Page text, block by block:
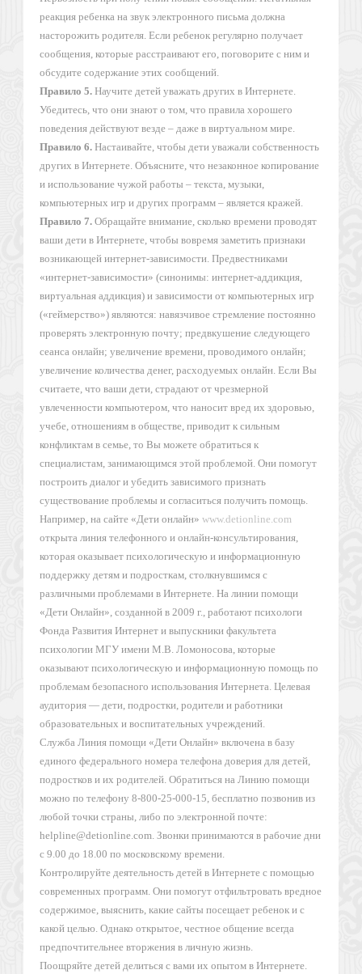
реакция ребенка на звук электронного письма должна
насторожить родителя. Если ребенок регулярно получает
сообщения, которые расстраивают его, поговорите с ним и
обсудите содержание этих сообщений.
Правило 5. Научите детей уважать других в Интернете.
Убедитесь, что они знают о том, что правила хорошего
поведения действуют везде – даже в виртуальном мире.
Правило 6. Настаивайте, чтобы дети уважали собственность
других в Интернете. Объясните, что незаконное копирование
и использование чужой работы – текста, музыки,
компьютерных игр и других программ – является кражей.
Правило 7. Обращайте внимание, сколько времени проводят
ваши дети в Интернете, чтобы вовремя заметить признаки
возникающей интернет-зависимости. Предвестниками
«интернет-зависимости» (синонимы: интернет-аддикция,
виртуальная аддикция) и зависимости от компьютерных игр
(«геймерство») являются: навязчивое стремление постоянно
проверять электронную почту; предвкушение следующего
сеанса онлайн; увеличение времени, проводимого онлайн;
увеличение количества денег, расходуемых онлайн. Если Вы
считаете, что ваши дети, страдают от чрезмерной
увлеченности компьютером, что наносит вред их здоровью,
учебе, отношениям в обществе, приводит к сильным
конфликтам в семье, то Вы можете обратиться к
специалистам, занимающимся этой проблемой. Они помогут
построить диалог и убедить зависимого признать
существование проблемы и согласиться получить помощь.
Например, на сайте «Дети онлайн» www.detionline.com
открыта линия телефонного и онлайн-консультирования,
которая оказывает психологическую и информационную
поддержку детям и подросткам, столкнувшимся с
различными проблемами в Интернете. На линии помощи
«Дети Онлайн», созданной в 2009 г., работают психологи
Фонда Развития Интернет и выпускники факультета
психологии МГУ имени М.В. Ломоносова, которые
оказывают психологическую и информационную помощь по
проблемам безопасного использования Интернета. Целевая
аудитория — дети, подростки, родители и работники
образовательных и воспитательных учреждений.
Служба Линия помощи «Дети Онлайн» включена в базу
единого федерального номера телефона доверия для детей,
подростков и их родителей. Обратиться на Линию помощи
можно по телефону 8-800-25-000-15, бесплатно позвонив из
любой точки страны, либо по электронной почте:
helpline@detionline.com. Звонки принимаются в рабочие дни
с 9.00 до 18.00 по московскому времени.
Контролируйте деятельность детей в Интернете с помощью
современных программ. Они помогут отфильтровать вредное
содержимое, выяснить, какие сайты посещает ребенок и с
какой целью. Однако открытое, честное общение всегда
предпочтительнее вторжения в личную жизнь.
Поощряйте детей делиться с вами их опытом в Интернете.